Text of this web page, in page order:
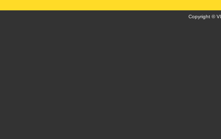
Copyright ©